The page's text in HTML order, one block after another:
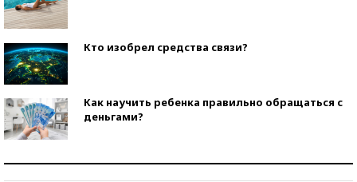
Кто изобрел средства связи?
Как научить ребенка правильно обращаться с
деньгами?